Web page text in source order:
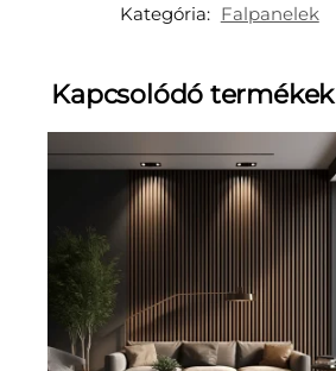
Kategória: Falpanelek
Kapcsolódó termékek